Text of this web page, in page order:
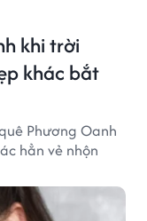
khi trời
khác bắt
Phương Oanh
hẳn vẻ nhộn